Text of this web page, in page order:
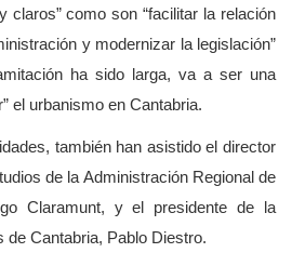
claros” como son “facilitar la relación
y modernizar la legislación”
ha sido larga, va a ser una
el urbanismo en Cantabria.
también han asistido el director
de la Administración Regional de
Claramunt, y el presidente de la
de Cantabria, Pablo Diestro.